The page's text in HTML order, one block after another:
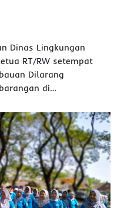
Dinas Lingkungan
RT/RW setempat
Dilarang
di…